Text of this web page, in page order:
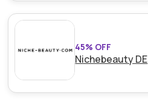
45% OFF
Nichebeauty DE